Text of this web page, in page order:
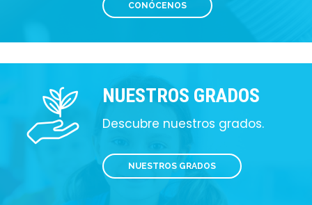
CONÓCENOS
NUESTROS GRADOS
Descubre nuestros grados.
NUESTROS GRADOS